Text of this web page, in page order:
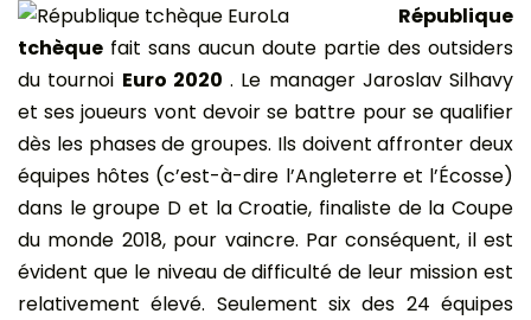
La République
tchèque fait sans aucun doute partie des outsiders
du tournoi Euro 2020 . Le manager Jaroslav Silhavy
et ses joueurs vont devoir se battre pour se qualifier
dès les phases de groupes. Ils doivent affronter deux
équipes hôtes (c’est-à-dire l’Angleterre et l’Écosse)
dans le groupe D et la Croatie, finaliste de la Coupe
du monde 2018, pour vaincre. Par conséquent, il est
évident que le niveau de difficulté de leur mission est
relativement élevé. Seulement six des 24 équipes